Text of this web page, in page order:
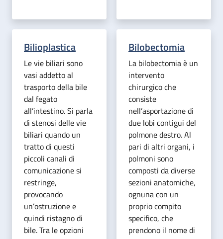
Bilioplastica
Le vie biliari sono
vasi addetto al
trasporto della bile
dal fegato
all’intestino. Si parla
di stenosi delle vie
biliari quando un
tratto di questi
piccoli canali di
comunicazione si
restringe,
provocando
un’ostruzione e
quindi ristagno di
bile. Tra le opzioni
Bilobectomia
La bilobectomia è un
intervento
chirurgico che
consiste
nell’asportazione di
due lobi contigui del
polmone destro. Al
pari di altri organi, i
polmoni sono
composti da diverse
sezioni anatomiche,
ognuna con un
proprio compito
specifico, che
prendono il nome di